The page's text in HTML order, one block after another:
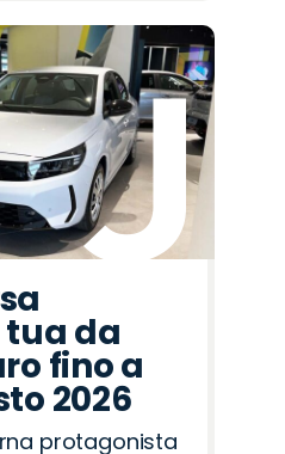
tua da
fino a
2026
protagonista